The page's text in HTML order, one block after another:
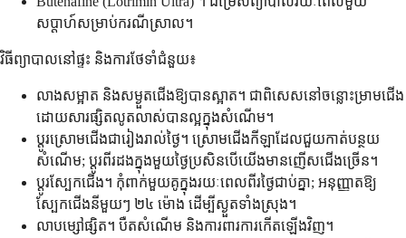
សប្តាហ៍សម្រាប់ករណីស្រាល។
វិធីព្យាបាលនៅផ្ទះ និងការថែទាំជំនួយ៖
លាងសម្អាត និងសម្ងួតជើងឱ្យបានស្អាត។ ជាពិសេសនៅចន្លោះម្រាមជើង
ដោយសារផ្សិតលូតលាស់បានល្អក្នុងសំណើម។
ប្តូរស្រោមជើងជារៀងរាល់ថ្ងៃ។ ស្រោមជើងកីឡាដែលជួយកាត់បន្ថយ
សំណើម; ប្តូរពីរដងក្នុងមួយថ្ងៃប្រសិនបើយើងមានញើសជើងច្រើន។
ប្តូរស្បែកជើង។ កុំពាក់មួយគូក្នុងរយៈពេលពីរថ្ងៃជាប់គ្នា; អនុញ្ញាតឱ្យ
ស្បែកជើងនីមួយៗ ២៤ ម៉ោង ដើម្បីស្ងួតទាំងស្រុង។
លាបម្សៅផ្សិត។ បឺតសំណើម និងការពារការកើតឡើងវិញ។